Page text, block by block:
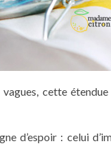
cette
d’espoir : celui